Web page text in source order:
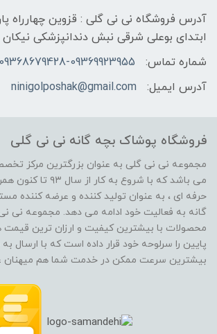
آدرس فروشگاه نی نی گلی : قزوین چهارراه
ابتدای بوعلی شرقی نبش دندانپزشکی نیکان
شماره تماس:
09368679428-09369923955
آدرس ایمیل:
ninigolposhak@gmail.com
فروشگاه پوشاک بچه گانه نی نی گلی
مجموعه نی نی گلی به عنوان بزرگترین مرکز
می باشد که با شروع به
حرفه ای ، به عنوان تولید کننده و عرضه کننده
گانه به فعالیت خود ادامه می دهد. مجموعه نی نی
محصولات با بیشترین کیفیت و ارزان ترین قیمت
پایین را سرلوحه خود قرار داده است که با ارسال
بیشترین سرعت ممکن در خدمت شما هم میهنان